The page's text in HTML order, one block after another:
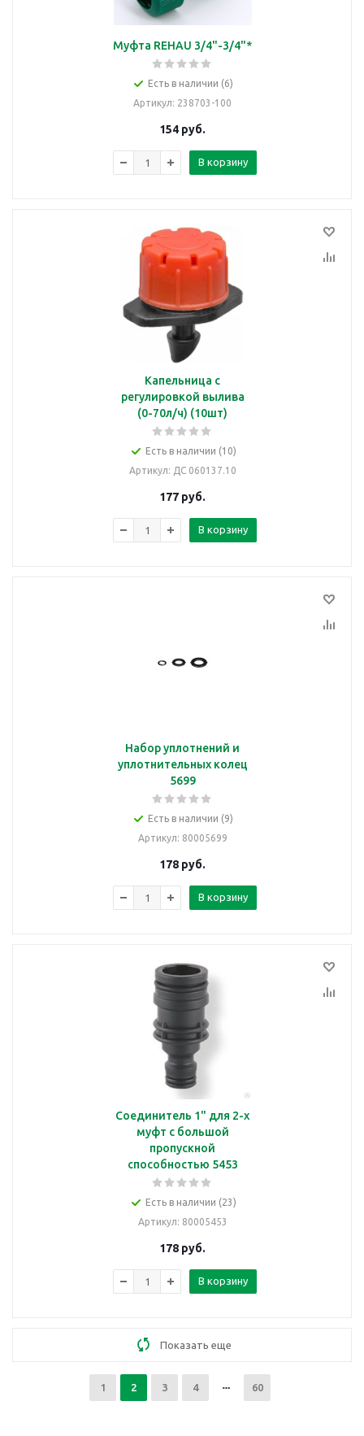
Муфта REHAU 3/4"-3/4"*
Есть в наличии (6)
Артикул: 238703-100
154 руб.
В корзину
Капельница с
регулировкой вылива
(0-70л/ч) (10шт)
Есть в наличии (10)
Артикул: ДС 060137.10
177 руб.
В корзину
Набор уплотнений и
уплотнительных колец
5699
Есть в наличии (9)
Артикул: 80005699
178 руб.
В корзину
Соединитель 1" для 2-х
муфт с большой
пропускной
способностью 5453
Есть в наличии (23)
Артикул: 80005453
178 руб.
В корзину
Показать еще
1 2 3 4 60